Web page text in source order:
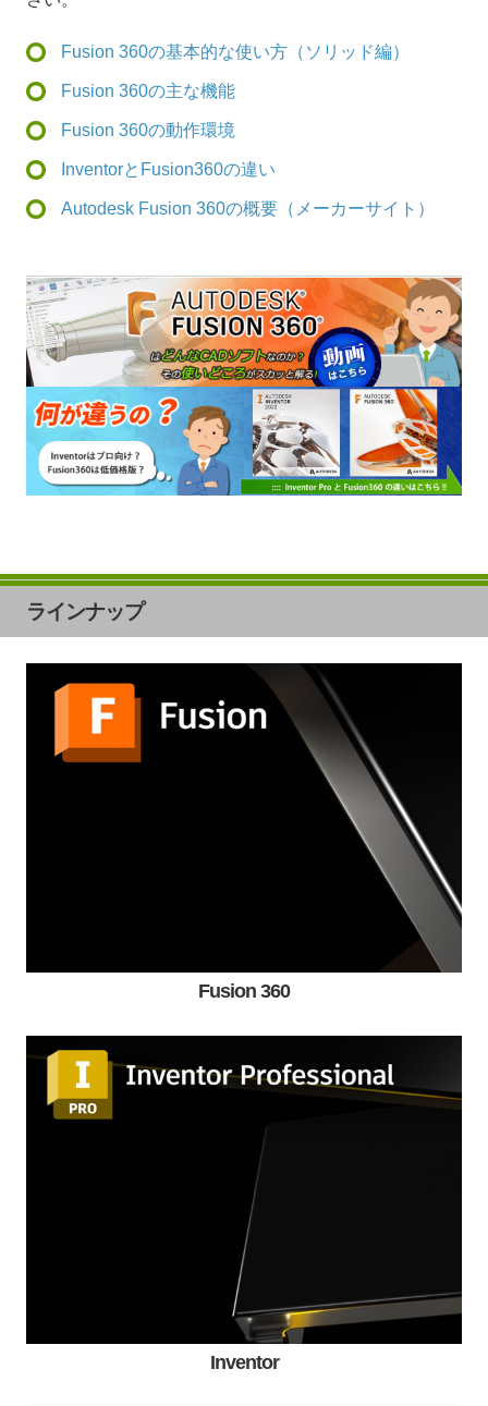
Fusion 360の基本的な使い方（ソリッド編）
Fusion 360の主な機能
Fusion 360の動作環境
InventorとFusion360の違い
Autodesk Fusion 360の概要（メーカーサイト）
ラインナップ
Fusion 360
Inventor